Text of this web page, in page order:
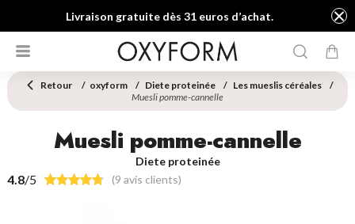
Livraison gratuite dès 31 euros d’achat.
Retour oxyform Diete proteinée
Les mueslis céréales
Muesli pomme-cannelle
Muesli pomme-cannelle
Diete proteinée
4.8/5 (9 avis clients)